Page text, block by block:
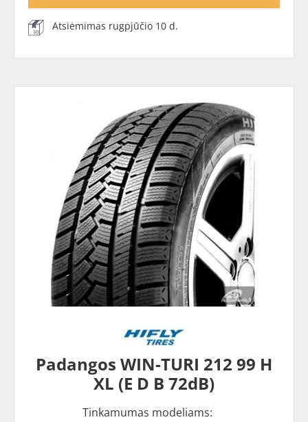
Atsiėmimas rugpjūčio 10 d.
Padangos WIN-TURI 212 99 H
XL (E D B 72dB)
Tinkamumas modeliams: